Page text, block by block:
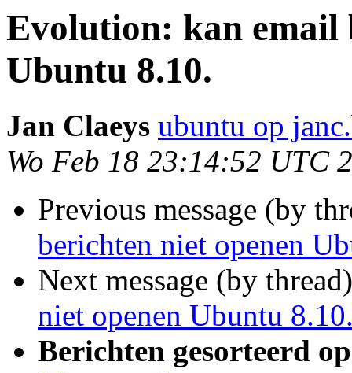
Evolution: kan email
Ubuntu 8.10.
Jan Claeys ubuntu op
Wo Feb 18 23:14:52 UTC
Previous message (by
berichten niet openen
Next message (by
niet openen Ubuntu
Berichten gesorteerd